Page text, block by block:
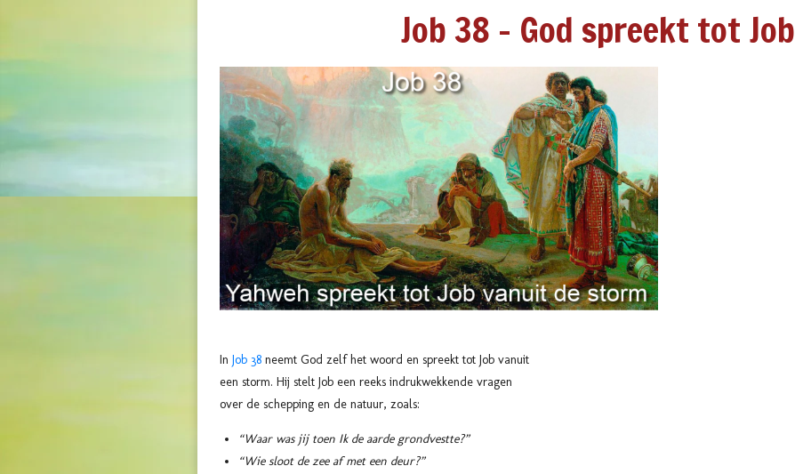
Job 38 - God spreekt tot Job
In Job 38 neemt God zelf het woord en spreekt tot Job vanuit
een storm. Hij stelt Job een reeks indrukwekkende vragen
over de schepping en de natuur, zoals:
“Waar was jij toen Ik de aarde grondvestte?”
“Wie sloot de zee af met een deur?”